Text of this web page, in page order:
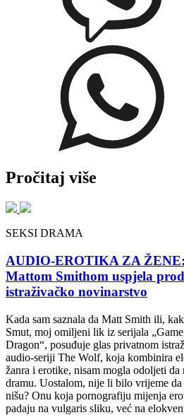
Pročitaj više
SEKSI DRAMA
AUDIO-EROTIKA ZA ŽENE:
Mattom Smithom uspjela
istraživačko novinarstvo
Kada sam saznala da Matt Smith ili,
Smut, moj omiljeni lik iz serijala
Dragon“, posuđuje glas privatnom
audio-seriji The Wolf, koja kombinira
žanra i erotike, nisam mogla odoljeti da
dramu. Uostalom, nije li bilo vrijeme
nišu? Onu koja pornografiju mijenja
padaju na vulgaris sliku, već na